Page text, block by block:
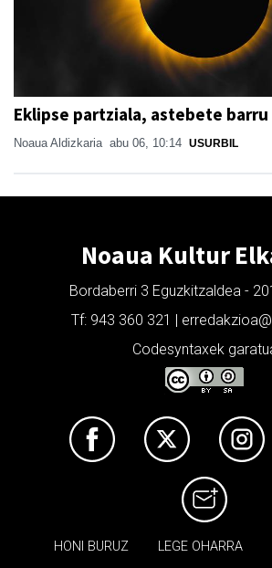
Eklipse partziala, astebete barru
Noaua Aldizkaria abu 06, 10:14 USURBIL
Noaua Kultur
Bordaberri 3 Eguzkitzaldea -
Tf: 943 360 321 |
Codesyntaxek
HONI BURUZ LEGE OHARRA